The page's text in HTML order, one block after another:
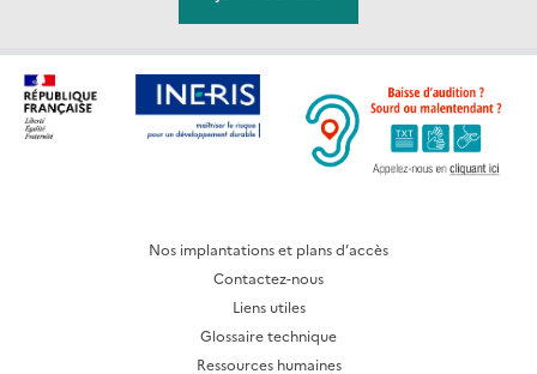
Nos implantations et plans d’accès
Contactez-nous
Liens utiles
Glossaire technique
Ressources humaines